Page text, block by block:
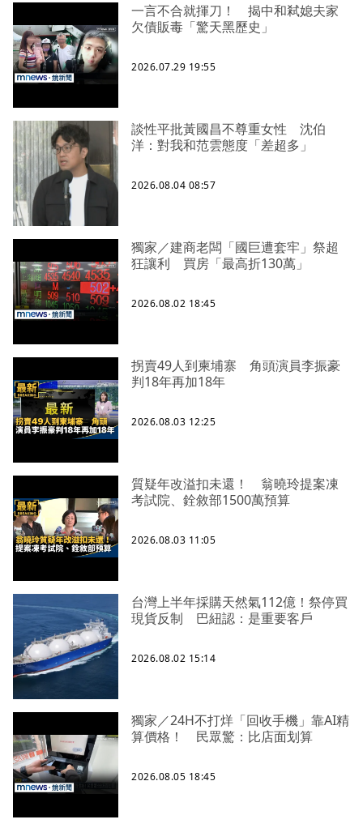
一言不合就揮刀！ 揭中和弒媳夫家
欠債販毒「驚天黑歷史」
2026.07.29 19:55
談性平批黃國昌不尊重女性 沈伯
洋：對我和范雲態度「差超多」
2026.08.04 08:57
獨家／建商老闆「國巨遭套牢」祭超
狂讓利 買房「最高折130萬」
2026.08.02 18:45
拐賣49人到柬埔寨 角頭演員李振豪
判18年再加18年
2026.08.03 12:25
質疑年改溢扣未還！ 翁曉玲提案凍
考試院、銓敘部1500萬預算
2026.08.03 11:05
台灣上半年採購天然氣112億！祭停買
現貨反制 巴紐認：是重要客戶
2026.08.02 15:14
獨家／24H不打烊「回收手機」靠AI精
算價格！ 民眾驚：比店面划算
2026.08.05 18:45